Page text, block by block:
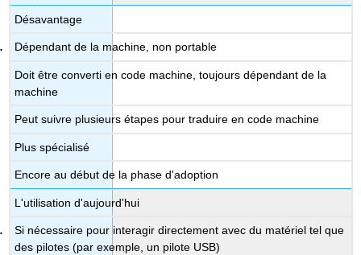
Désavantage
Dépendant de la machine, non portable
Doit être converti en code machine, toujours dépendant de la
machine
Peut suivre plusieurs étapes pour traduire en code machine
Plus spécialisé
Encore au début de la phase d'adoption
L'utilisation d'aujourd'hui
Si nécessaire pour interagir directement avec du matériel tel que
des pilotes (par exemple, un pilote USB)